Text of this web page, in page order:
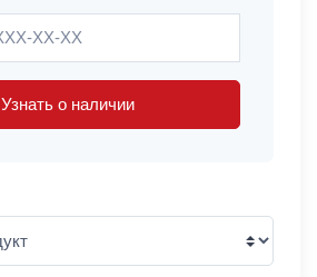
Узнать о наличии